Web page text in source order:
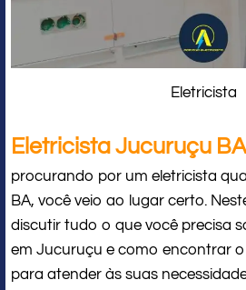
Eletricista
Eletricista Jucuruçu BA
procurando por um eletricista
BA, você veio ao lugar certo.
discutir tudo o que você precisa
em Jucuruçu e como encontrar o
para atender às suas